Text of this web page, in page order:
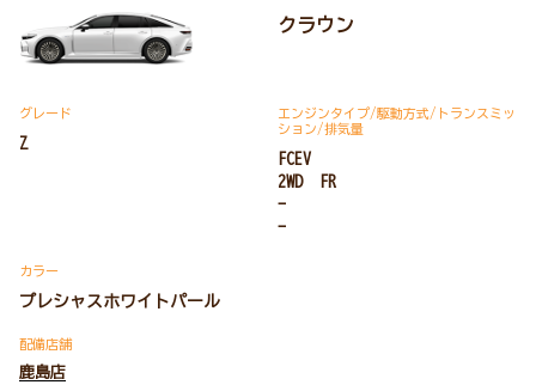
クラウン
グレード
Z
エンジンタイプ/駆動方式/ トランスミッ
ション/排気量
FCEV
2WD FR
-
-
カラー
プレシャスホワイトパール
配備店舗
鹿島店